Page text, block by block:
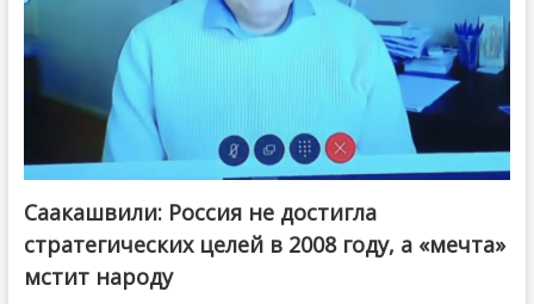
Саакашвили: Россия не достигла
стратегических целей в 2008 году, а «мечта»
мстит народу